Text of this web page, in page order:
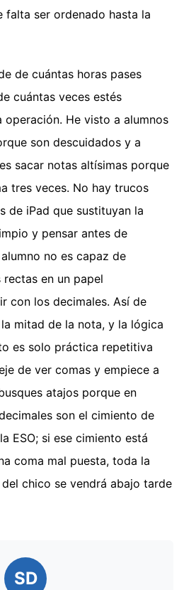
falta ser ordenado hasta la
de cuántas horas pases
cuántas veces estés
operación. He visto a alumnos
son descuidados y a
sacar notas altísimas porque
tres veces. No hay trucos
de iPad que sustituyan la
y pensar antes de
no es capaz de
rectas en un papel
con los decimales. Así de
mitad de la nota, y la lógica
es solo práctica repetitiva
de ver comas y empiece a
atajos porque en
son el cimiento de
ESO; si ese cimiento está
coma mal puesta, toda la
chico se vendrá abajo tarde
SD